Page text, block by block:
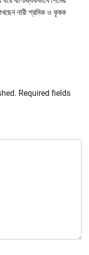
নারী শ্রমিক ও কৃষক
Required fields